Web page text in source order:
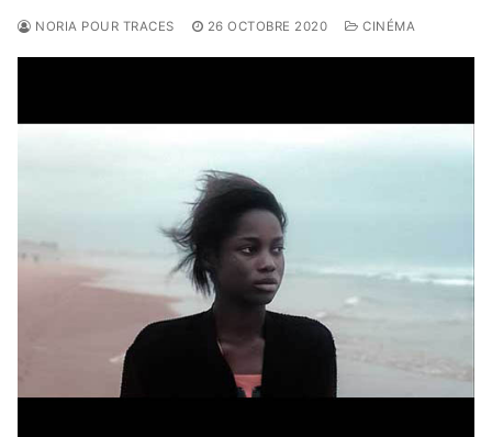
NORIA POUR TRACES 26 OCTOBRE 2020 CINÉMA